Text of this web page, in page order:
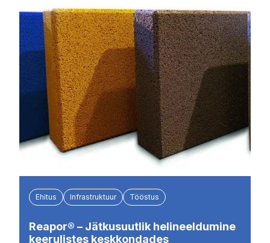
Ehitus Infrastruktuur Tööstus
Reapor® – Jätkusuutlik helineeldumine
keerulistes keskkondades